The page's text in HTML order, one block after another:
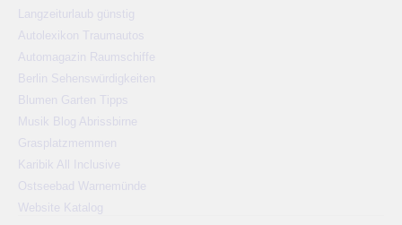
Langzeiturlaub günstig
Autolexikon Traumautos
Automagazin Raumschiffe
Berlin Sehenswürdigkeiten
Blumen Garten Tipps
Musik Blog Abrissbirne
Grasplatzmemmen
Karibik All Inclusive
Ostseebad Warnemünde
Website Katalog